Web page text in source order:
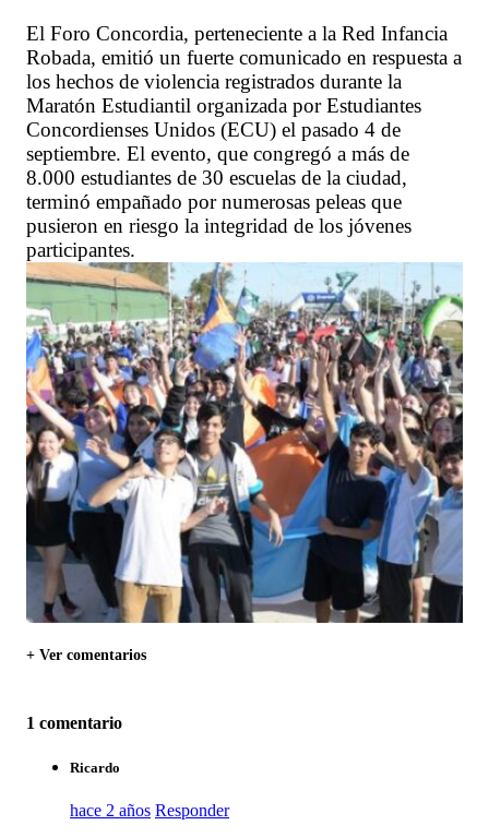
El Foro Concordia, perteneciente a la Red Infancia
Robada, emitió un fuerte comunicado en respuesta a
los hechos de violencia registrados durante la
Maratón Estudiantil organizada por Estudiantes
Concordienses Unidos (ECU) el pasado 4 de
septiembre. El evento, que congregó a más de
8.000 estudiantes de 30 escuelas de la ciudad,
terminó empañado por numerosas peleas que
pusieron en riesgo la integridad de los jóvenes
participantes.
+ Ver comentarios
1 comentario
Ricardo
hace 2 años Responder